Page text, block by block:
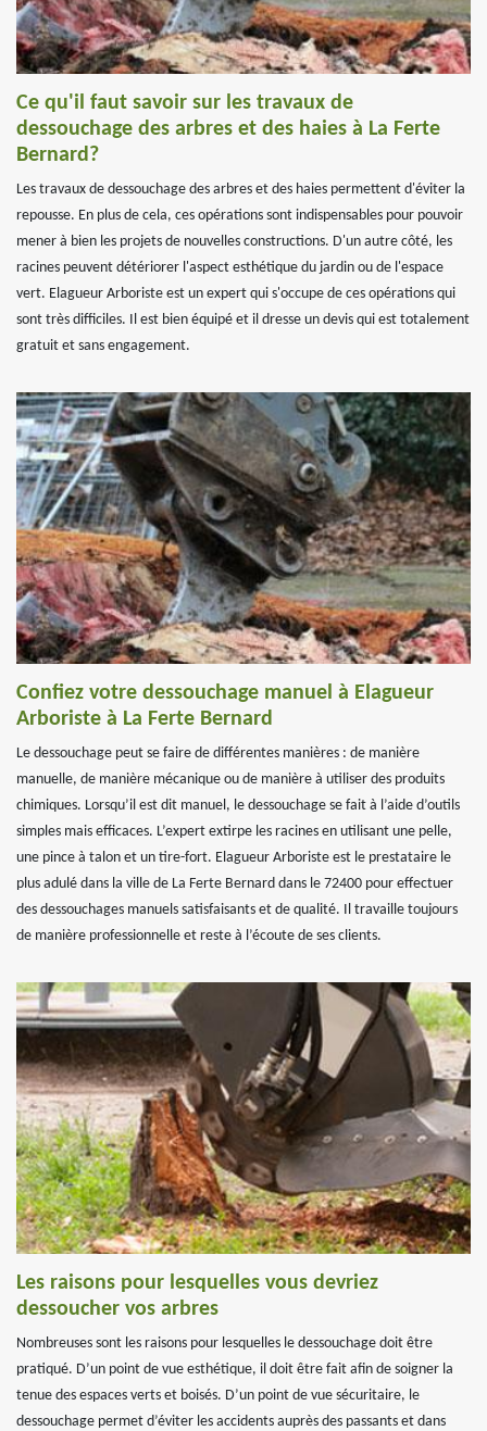
Ce qu'il faut savoir sur les travaux de
dessouchage des arbres et des haies à La Ferte
Bernard?
Les travaux de dessouchage des arbres et des haies permettent d'éviter la
repousse. En plus de cela, ces opérations sont indispensables pour pouvoir
mener à bien les projets de nouvelles constructions. D'un autre côté, les
racines peuvent détériorer l'aspect esthétique du jardin ou de l'espace
vert. Elagueur Arboriste est un expert qui s'occupe de ces opérations qui
sont très difficiles. Il est bien équipé et il dresse un devis qui est totalement
gratuit et sans engagement.
Confiez votre dessouchage manuel à Elagueur
Arboriste à La Ferte Bernard
Le dessouchage peut se faire de différentes manières : de manière
manuelle, de manière mécanique ou de manière à utiliser des produits
chimiques. Lorsqu’il est dit manuel, le dessouchage se fait à l’aide d’outils
simples mais efficaces. L’expert extirpe les racines en utilisant une pelle,
une pince à talon et un tire-fort. Elagueur Arboriste est le prestataire le
plus adulé dans la ville de La Ferte Bernard dans le 72400 pour effectuer
des dessouchages manuels satisfaisants et de qualité. Il travaille toujours
de manière professionnelle et reste à l’écoute de ses clients.
Les raisons pour lesquelles vous devriez
dessoucher vos arbres
Nombreuses sont les raisons pour lesquelles le dessouchage doit être
pratiqué. D’un point de vue esthétique, il doit être fait afin de soigner la
tenue des espaces verts et boisés. D’un point de vue sécuritaire, le
dessouchage permet d’éviter les accidents auprès des passants et dans